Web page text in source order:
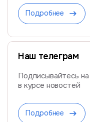
Подробнее
Наш телеграм
Подписывайтесь
в курсе новостей
Подробнее